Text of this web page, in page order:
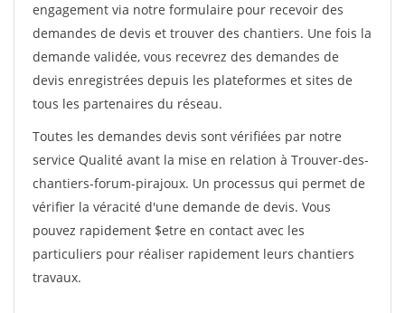
engagement via notre formulaire pour recevoir des
demandes de devis et trouver des chantiers. Une fois la
demande validée, vous recevrez des demandes de
devis enregistrées depuis les plateformes et sites de
tous les partenaires du réseau.
Toutes les demandes devis sont vérifiées par notre
service Qualité avant la mise en relation à Trouver-des-
chantiers-forum-pirajoux. Un processus qui permet de
vérifier la véracité d'une demande de devis. Vous
pouvez rapidement $etre en contact avec les
particuliers pour réaliser rapidement leurs chantiers
travaux.